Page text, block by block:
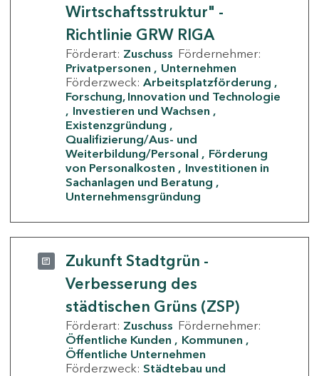
Wirtschaftsstruktur" -
Richtlinie GRW RIGA
Förderart: Zuschuss Fördernehmer:
Privatpersonen
Unternehmen
Förderzweck: Arbeitsplatzförderung
Forschung, Innovation und Technologie
Investieren und Wachsen
Existenzgründung
Qualifizierung/Aus- und
Weiterbildung/Personal
Förderung
von Personalkosten
Investitionen in
Sachanlagen und Beratung
Unternehmensgründung
Zukunft Stadtgrün -
Verbesserung des
städtischen Grüns (ZSP)
Förderart: Zuschuss Fördernehmer:
Öffentliche Kunden
Kommunen
Öffentliche Unternehmen
Förderzweck: Städtebau und